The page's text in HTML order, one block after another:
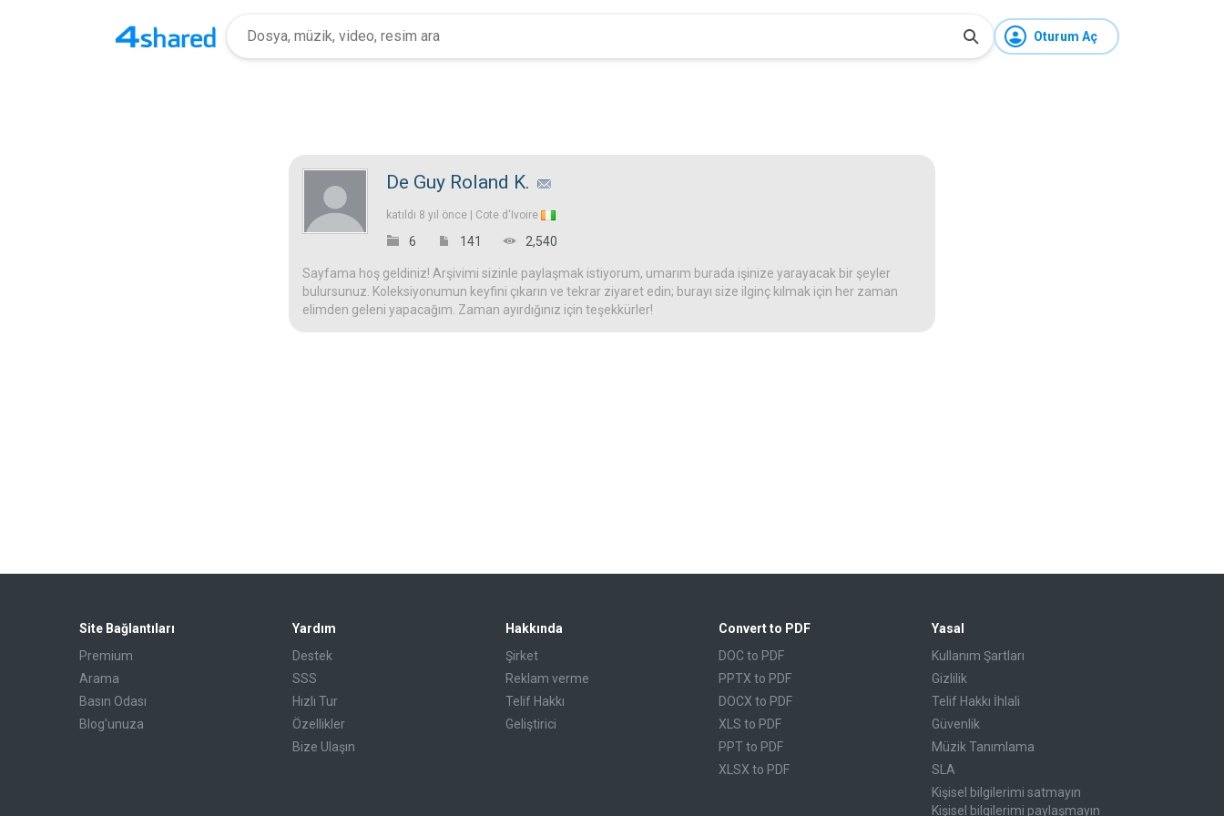
Oturum Aç
De Guy Roland K.
katıldı 8 yıl önce | Cote d'Ivoire
6 141 2,540
Sayfama hoş geldiniz! Arşivimi sizinle paylaşmak istiyorum, umarım burada işinize yarayacak bir şeyler
bulursunuz. Koleksiyonumun keyfini çıkarın ve tekrar ziyaret edin; burayı size ilginç kılmak için her zaman
elimden geleni yapacağım. Zaman ayırdığınız için teşekkürler!
Site Bağlantıları
Premium
Arama
Basın Odası
Blog'unuza
Yardım
Destek
SSS
Hızlı Tur
Özellikler
Bize Ulaşın
Hakkında
Şirket
Reklam verme
Telif Hakkı
Geliştirici
Convert to PDF
DOC to PDF
PPTX to PDF
DOCX to PDF
XLS to PDF
PPT to PDF
XLSX to PDF
Yasal
Kullanım Şartları
Gizlilik
Telif Hakkı İhlali
Güvenlik
Müzik Tanımlama
SLA
Kişisel bilgilerimi satmayın
Kişisel bilgilerimi paylaşmayın